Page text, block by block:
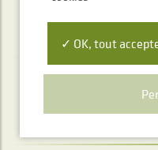
+34
✓ OK, tout